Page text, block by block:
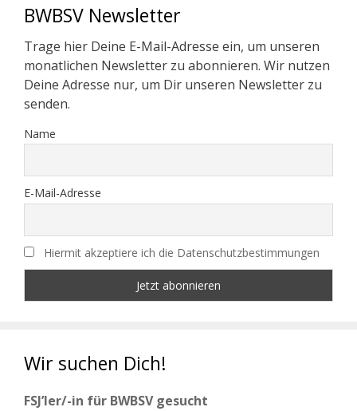
BWBSV Newsletter
Trage hier Deine E-Mail-Adresse ein, um unseren
monatlichen Newsletter zu abonnieren. Wir nutzen
Deine Adresse nur, um Dir unseren Newsletter zu
senden.
Name
E-Mail-Adresse
Hiermit akzeptiere ich die Datenschutzbestimmungen
Wir suchen Dich!
FSJ’ler/-in für BWBSV gesucht